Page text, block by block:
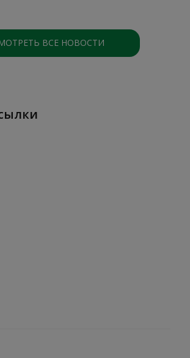
ВСЕ НОВОСТИ